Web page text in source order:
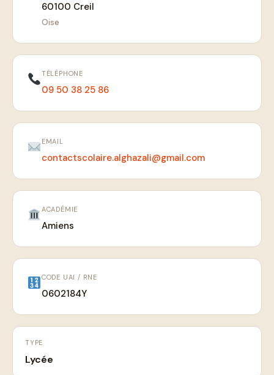
60100 Creil
Oise
TÉLÉPHONE
09 50 38 25 86
EMAIL
contactscolaire.alghazali@gmail.com
ACADÉMIE
Amiens
CODE UAI / RNE
0602184Y
TYPE
Lycée